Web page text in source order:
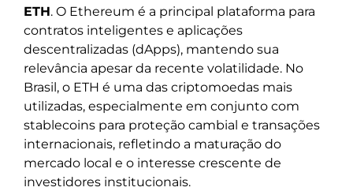
ETH. O Ethereum é a principal plataforma para
contratos inteligentes e aplicações
descentralizadas (dApps), mantendo sua
relevância apesar da recente volatilidade. No
Brasil, o ETH é uma das criptomoedas mais
utilizadas, especialmente em conjunto com
stablecoins para proteção cambial e transações
internacionais, refletindo a maturação do
mercado local e o interesse crescente de
investidores institucionais.